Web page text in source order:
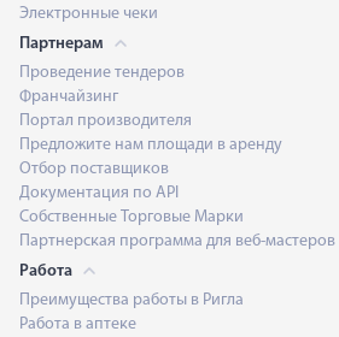
Электронные чеки
Партнерам
Проведение тендеров
Франчайзинг
Портал производителя
Предложите нам площади в аренду
Отбор поставщиков
Документация по API
Собственные Торговые Марки
Партнерская программа для веб-мастеров
Работа
Преимущества работы в Ригла
Работа в аптеке